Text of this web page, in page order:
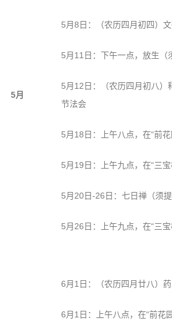
5月
5月8日：（农历四月初四）
5月11日：下午一点，放生（
5月12日：（农历四月初八
节法会
5月18日：上午八点，在“前
5月19日：上午九点，在“三
5月20日-26日：七日禅（须提
5月26日：上午九点，在“三
6月1日：（农历四月廿八）
6月1日：上午八点，在“前花